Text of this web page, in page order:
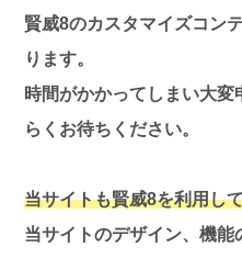
賢威8のカスタマイズコン
ります。
時間がかかってしまい大
らくお待ちください。
当サイトも賢威8を利用し
当サイトのデザイン、機能